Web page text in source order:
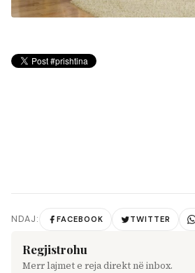
NDAJ: FACEBOOK TWITTER
Regjistrohu
Merr lajmet e reja direkt në inbox.